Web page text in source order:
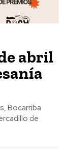
abril
Bocarriba
de